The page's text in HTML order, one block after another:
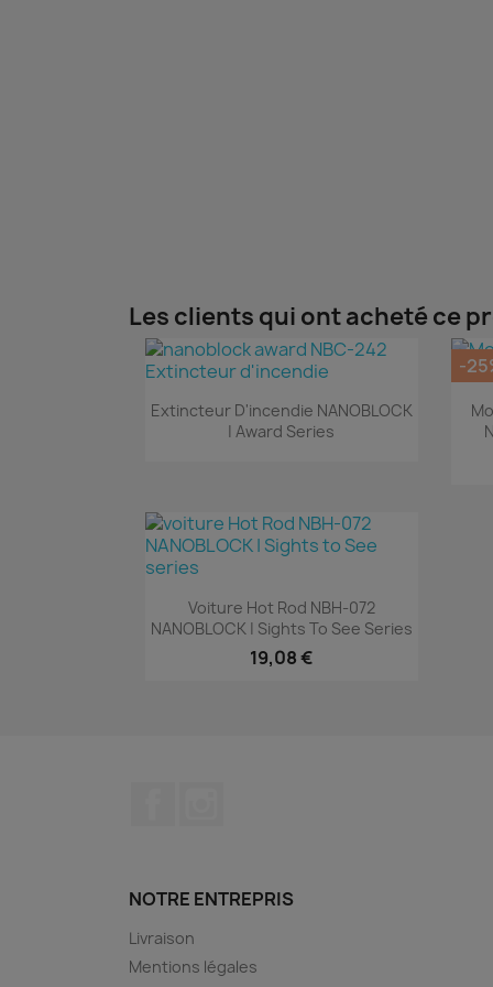
Les clients qui ont acheté ce
Aperçu rapide
Extincteur D'incendie NANOBLOCK
| Award Series
-
Aperçu rapide
Voiture Hot Rod NBH-072
NANOBLOCK | Sights To See Series
19,08 €
NOTRE ENTREPRIS
Livraison
Mentions légales